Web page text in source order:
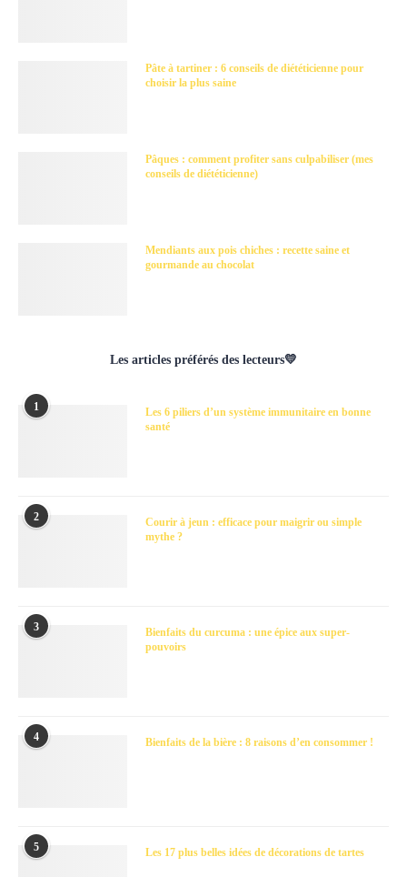
Pâte à tartiner : 6 conseils de diététicienne pour
choisir la plus saine
Pâques : comment profiter sans culpabiliser (mes
conseils de diététicienne)
Mendiants aux pois chiches : recette saine et
gourmande au chocolat
Les articles préférés des lecteurs💛
1
Les 6 piliers d’un système immunitaire en bonne
santé
2
Courir à jeun : efficace pour maigrir ou simple
mythe ?
3
Bienfaits du curcuma : une épice aux super-
pouvoirs
4 Bienfaits de la bière : 8 raisons d’en consommer !
5 Les 17 plus belles idées de décorations de tartes